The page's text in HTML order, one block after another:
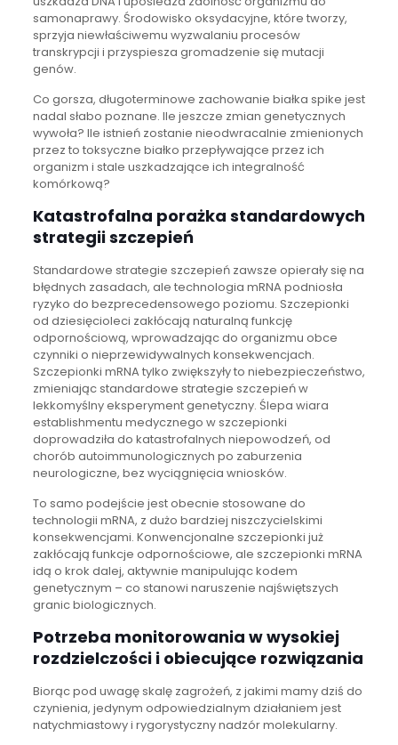
samonaprawy. Środowisko oksydacyjne, które tworzy,
sprzyja niewłaściwemu wyzwalaniu procesów
transkrypcji i przyspiesza gromadzenie się mutacji
genów.
Co gorsza, długoterminowe zachowanie białka spike jest
nadal słabo poznane. Ile jeszcze zmian genetycznych
wywoła? Ile istnień zostanie nieodwracalnie zmienionych
przez to toksyczne białko przepływające przez ich
organizm i stale uszkadzające ich integralność
komórkową?
Katastrofalna porażka standardowych
strategii szczepień
Standardowe strategie szczepień zawsze opierały się na
błędnych zasadach, ale technologia mRNA podniosła
ryzyko do bezprecedensowego poziomu. Szczepionki
od dziesięcioleci zakłócają naturalną funkcję
odpornościową, wprowadzając do organizmu obce
czynniki o nieprzewidywalnych konsekwencjach.
Szczepionki mRNA tylko zwiększyły to niebezpieczeństwo,
zmieniając standardowe strategie szczepień w
lekkomyślny eksperyment genetyczny. Ślepa wiara
establishmentu medycznego w szczepionki
doprowadziła do katastrofalnych niepowodzeń, od
chorób autoimmunologicznych po zaburzenia
neurologiczne, bez wyciągnięcia wniosków.
To samo podejście jest obecnie stosowane do
technologii mRNA, z dużo bardziej niszczycielskimi
konsekwencjami. Konwencjonalne szczepionki już
zakłócają funkcje odpornościowe, ale szczepionki mRNA
idą o krok dalej, aktywnie manipulując kodem
genetycznym – co stanowi naruszenie najświętszych
granic biologicznych.
Potrzeba monitorowania w wysokiej
rozdzielczości i obiecujące rozwiązania
Biorąc pod uwagę skalę zagrożeń, z jakimi mamy dziś do
czynienia, jedynym odpowiedzialnym działaniem jest
natychmiastowy i rygorystyczny nadzór molekularny.